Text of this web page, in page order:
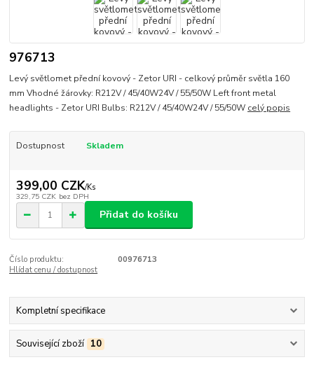
976713
Levý světlomet přední kovový - Zetor URI - celkový průměr světla 160
mm Vhodné žárovky: R212V / 45/40W24V / 55/50W Left front metal
headlights - Zetor URI Bulbs: R212V / 45/40W24V / 55/50W celý popis
Dostupnost Skladem
399,00 CZK/Ks
329,75 CZK bez DPH
Přidat do košíku
Číslo produktu:
00976713
Hlídat cenu / dostupnost
Kompletní specifikace
Související zboží 10